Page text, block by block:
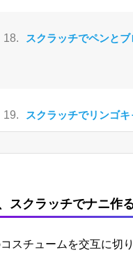
18. スクラッチでペンと
19. スクラッチでリンゴ
バル
スクラッチでナニ作
スチュームを交互に切